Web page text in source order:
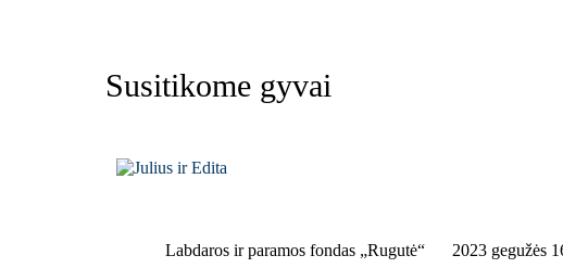
Susitikome gyvai
Labdaros ir paramos fondas „Rugutė“ 2023 gegužės